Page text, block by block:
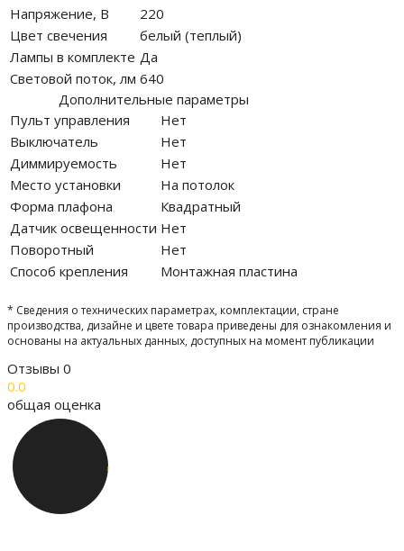
Напряжение, В
220
Цвет свечения
белый (теплый)
Лампы в комплекте Да
Световой поток, лм 640
Дополнительные параметры
Пульт управления
Нет
Выключатель
Нет
Диммируемость
Нет
Место установки
На потолок
Форма плафона
Квадратный
Датчик освещенности Нет
Поворотный
Нет
Способ крепления
Монтажная пластина
* Сведения о технических параметрах, комплектации, стране
производства, дизайне и цвете товара приведены для ознакомления и
основаны на актуальных данных, доступных на момент публикации
Отзывы 0
0.0
общая оценка